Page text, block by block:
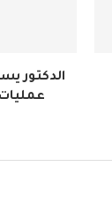
الدكتور
عمليات